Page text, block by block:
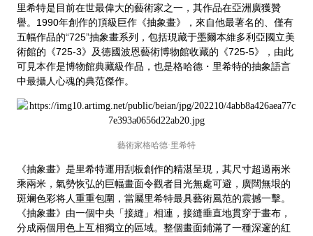
里希特是目前在世最偉大的藝術家之一，其作品在亞洲廣獲贊
譽。1990年創作的頂級巨作《抽象畫》，來自他最著名的、僅有
五幅作品的“725”抽象畫系列，包括現藏于墨爾本維多利亞國立美
術館的《725-3》及德國波恩藝術博物館收藏的《725-5》，由此
可見本作是博物館典藏級作品，也是格哈德・里希特的抽象語言
中最攝人心魂的典范傑作。
藝術家格哈德·里希特
《抽象畫》是里希特運用刮板創作的精湛呈現，其尺寸超過兩米
乘兩米，氣勢恢弘的巨幅畫面令觀者目光無處可避，廣闊無垠的
斑斓色彩将人重重包圍，當屬里希特最具藝術風范的震撼一擊。
《抽象畫》由一個中央「接縫」相連，接縫垂直地貫穿于畫布，
分成兩個用色上互相獨立的區域。整個畫面鋪滿了一種深邃的紅